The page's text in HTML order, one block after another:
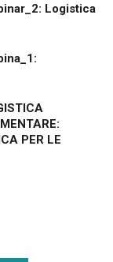
Logistica
PER LE